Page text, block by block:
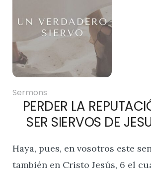
Sermons
PERDER LA
SER SIERVOS DE
Haya, pues, en vosotros este
también en Cristo Jesús, 6 el